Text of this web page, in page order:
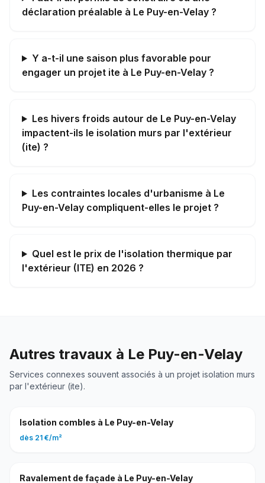
déclaration préalable à Le Puy-en-Velay ?
Y a-t-il une saison plus favorable pour
engager un projet ite à Le Puy-en-Velay ?
Les hivers froids autour de Le Puy-en-Velay
impactent-ils le isolation murs par l'extérieur
(ite) ?
Les contraintes locales d'urbanisme à Le
Puy-en-Velay compliquent-elles le projet ?
Quel est le prix de l'isolation thermique par
l'extérieur (ITE) en 2026 ?
Autres travaux à Le Puy-en-Velay
Services connexes souvent associés à un projet isolation murs
par l'extérieur (ite).
Isolation combles à Le Puy-en-Velay
dès 21 €/m²
Ravalement de façade à Le Puy-en-Velay